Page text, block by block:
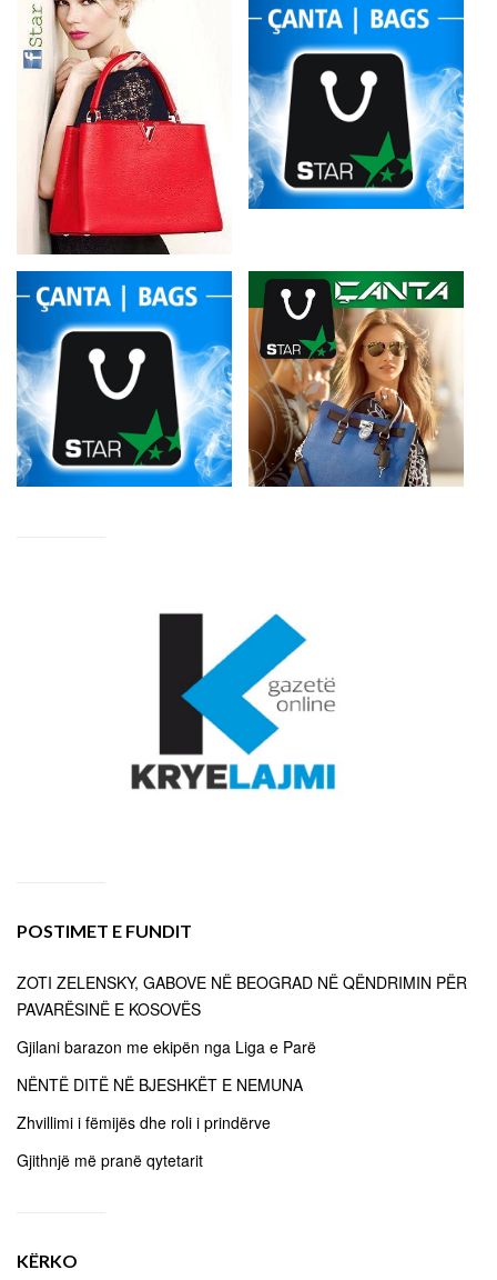
POSTIMET E FUNDIT
ZOTI ZELENSKY, GABOVE NË BEOGRAD NË QËNDRIMIN PËR
PAVARËSINË E KOSOVËS
Gjilani barazon me ekipën nga Liga e Parë
NËNTË DITË NË BJESHKËT E NEMUNA
Zhvillimi i fëmijës dhe roli i prindërve
Gjithnjë më pranë qytetarit
KËRKO